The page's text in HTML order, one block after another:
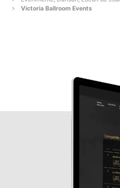
Victoria Ballroom Events